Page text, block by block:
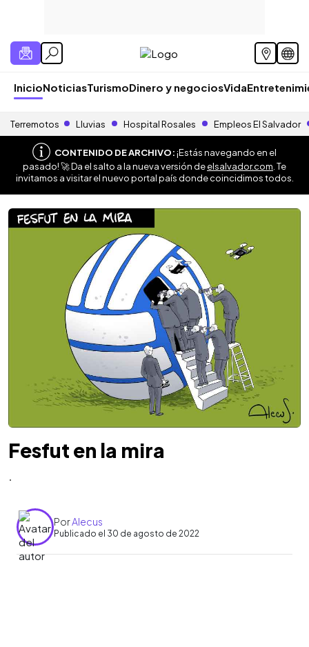
InicioNoticiasTurismoDinero y negociosVida
Terremotos Lluvias Hospital Rosales Empleos El Salvador
CONTENIDO DE ARCHIVO:¡Estás navegando en el
pasado! 🚀 Da el salto a la nueva versión deelsalvador.com . Te
invitamos a visitar el nuevo portal país donde coincidimos todos.
Fesfut en la mira
.
PorAlecus
Publicado el 30 de agosto de 2022